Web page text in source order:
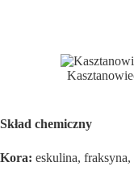
Skład chemiczny
Kora: eskulina,